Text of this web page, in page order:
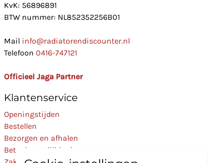
KvK: 56896891
BTW nummer: NL852352256B01
Mail info@radiatorendiscounter.nl
Telefoon 0416-747121
Officieel Jaga Partner
Klantenservice
Openingstijden
Bestellen
Bezorgen en afhalen
Betaalmogelijkheden